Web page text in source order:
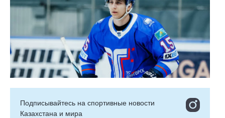
Подписывайтесь на cпортивные новости
Казахстана и мира